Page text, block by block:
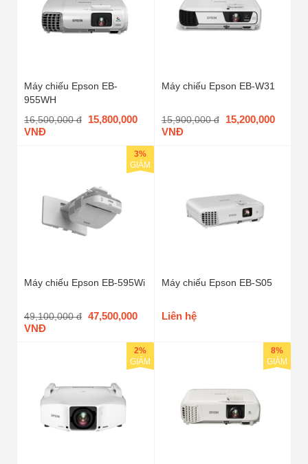
Máy chiếu Epson EB-
955WH
16,500,000 đ
15,800,000
VNĐ
Máy chiếu Epson EB-W31
15,900,000 đ
15,200,000
VNĐ
Máy chiếu Epson EB-595Wi
49,100,000 đ 47,500,000
VNĐ
3%
GIẢM
Máy chiếu Epson EB-S05
Liên hệ
2%
GIẢM
8%
GIẢM